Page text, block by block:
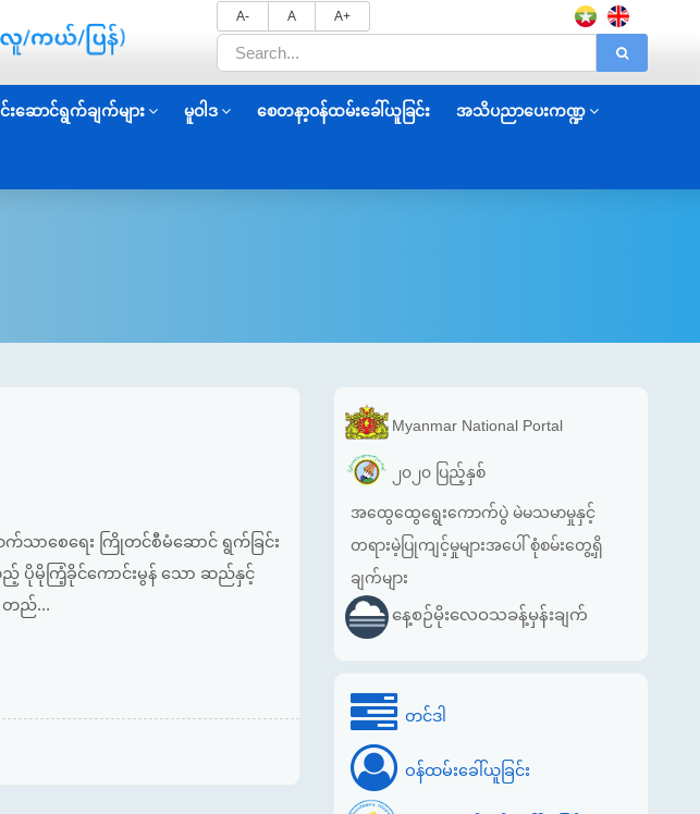
A- A A+
င်းဆောင်ရွက်ချက်များ မူဝါဒ စေတနာ့ဝန်ထမ်းခေါ်ယူခြင်း အသိပညာပေးကဏ္ဍ
သာစေရေး ကြိုတင်စီမံဆောင် ရွက်ခြင်း
သည့် ပိုမိုကြံ့ခိုင်ကောင်းမွန် သော ဆည်နှင့်
/ တည်...
Myanmar National Portal
၂၀၂၀ ပြည့်နှစ်
အထွေထွေရွေးကောက်ပွဲ မဲမသမာမှုနှင့်
တရားမဲ့ပြုကျင့်မှုများအပေါ် စုံစမ်းတွေ့ရှိ
ချက်များ
နေ့စဉ်မိုးလေဝသခန့်မှန်းချက်
တင်ဒါ
ဝန်ထမ်းခေါ်ယူခြင်း